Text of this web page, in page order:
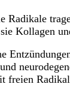
Radikale
Kollagen
freien